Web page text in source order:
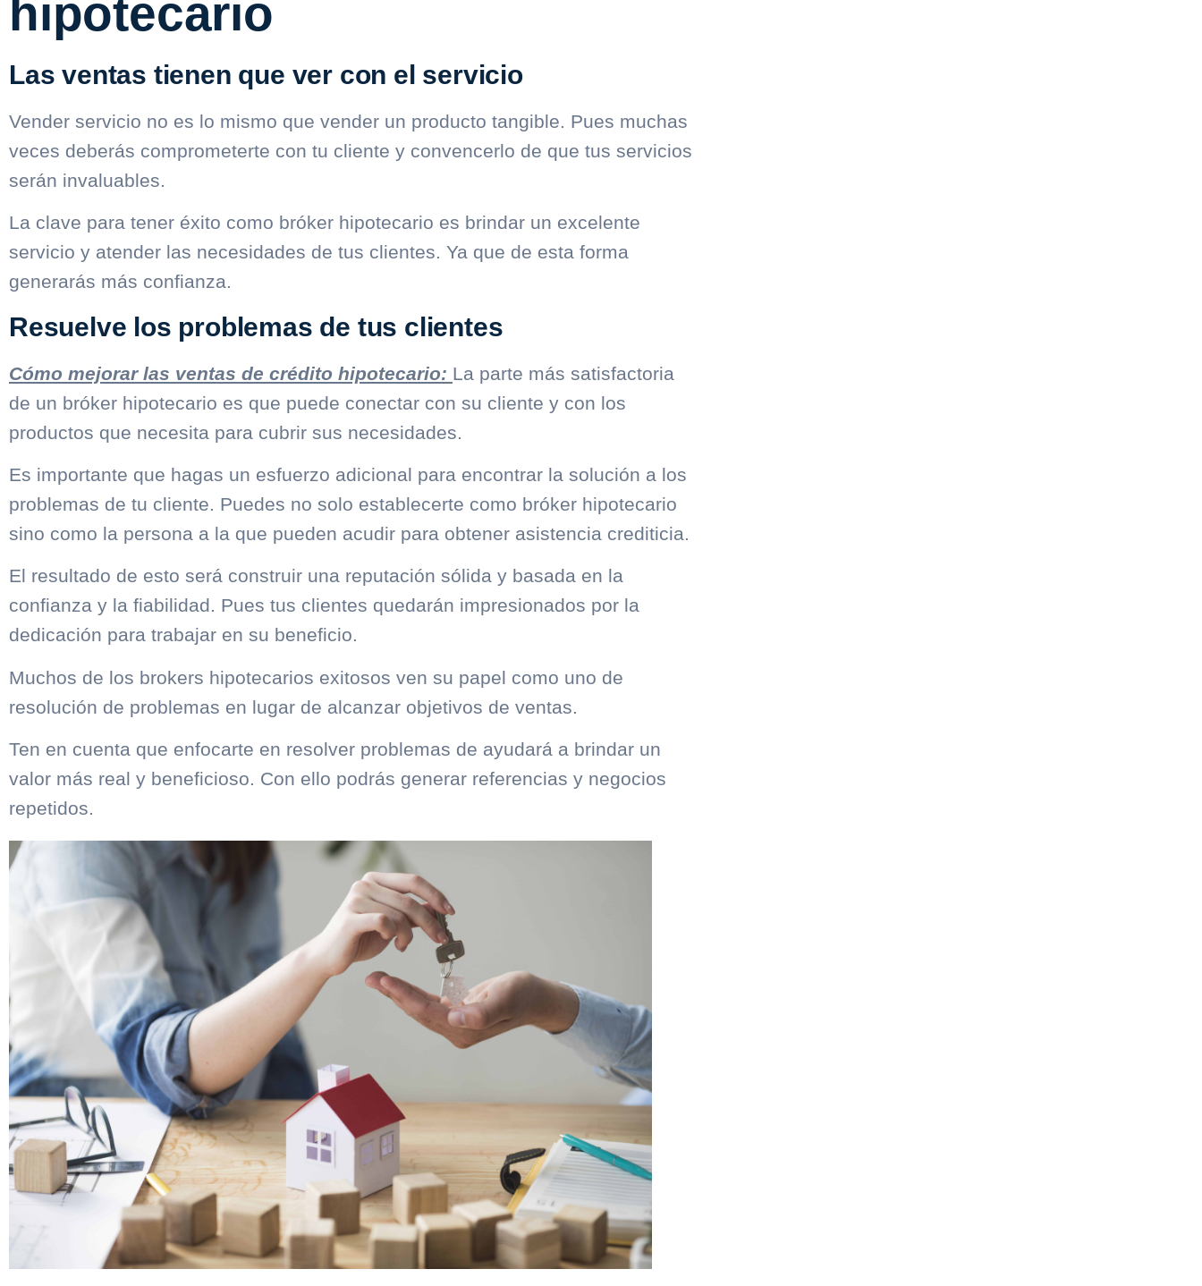
hipotecario
Las ventas tienen que ver con el servicio
Vender servicio no es lo mismo que vender un producto tangible. Pues muchas
veces deberás comprometerte con tu cliente y convencerlo de que tus servicios
serán invaluables.
La clave para tener éxito como bróker hipotecario es brindar un excelente
servicio y atender las necesidades de tus clientes. Ya que de esta forma
generarás más confianza.
Resuelve los problemas de tus clientes
Cómo mejorar las ventas de crédito hipotecario: La parte más satisfactoria
de un bróker hipotecario es que puede conectar con su cliente y con los
productos que necesita para cubrir sus necesidades.
Es importante que hagas un esfuerzo adicional para encontrar la solución a los
problemas de tu cliente. Puedes no solo establecerte como bróker hipotecario
sino como la persona a la que pueden acudir para obtener asistencia crediticia.
El resultado de esto será construir una reputación sólida y basada en la
confianza y la fiabilidad. Pues tus clientes quedarán impresionados por la
dedicación para trabajar en su beneficio.
Muchos de los brokers hipotecarios exitosos ven su papel como uno de
resolución de problemas en lugar de alcanzar objetivos de ventas.
Ten en cuenta que enfocarte en resolver problemas de ayudará a brindar un
valor más real y beneficioso. Con ello podrás generar referencias y negocios
repetidos.